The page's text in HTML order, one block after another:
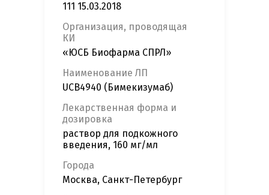
111 15.03.2018
Организация, проводящая
КИ
«ЮСБ Биофарма СПРЛ»
Наименование ЛП
UCB4940 (Бимекизумаб)
Лекарственная форма и
дозировка
раствор для подкожного
введения, 160 мг/мл
Города
Москва, Санкт-Петербург